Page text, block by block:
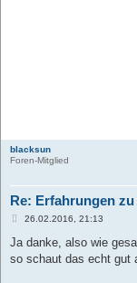
blacksun
Foren-Mitglied
Re: Erfahrungen
B
i
r
26.02.2016, 21:13
Ja danke, also wie
so schaut das echt gut